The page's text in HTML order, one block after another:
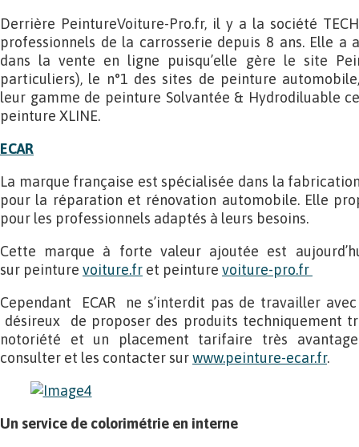
Derrière PeintureVoiture-Pro.fr, il y a la société
professionnels de la carrosserie depuis 8 ans. Elle a
dans la vente en ligne puisqu’elle gère le site
particuliers), le n°1 des sites de peinture
leur gamme de peinture Solvantée & Hydrodiluable
peinture XLINE.
ECAR
La marque française est spécialisée dans la
pour la réparation et rénovation automobile. Elle
pour les professionnels adaptés à leurs besoins.
Cette marque à forte valeur ajoutée est
sur peinture voiture.fr et peinture voiture-pro.fr
Cependant ECAR ne s’interdit pas de travailler
désireux de proposer des produits techniquement
notoriété et un placement tarifaire très
consulter et les contacter surwww.peinture-ecar.fr.
Un service de colorimétrie en interne